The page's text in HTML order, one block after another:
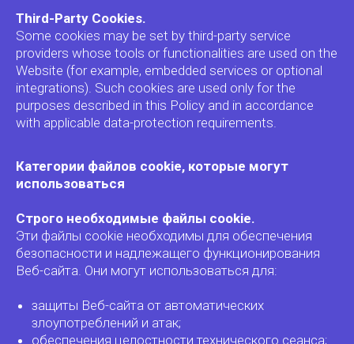
Third-Party Cookies.
Some cookies may be set by third-party service
providers whose tools or functionalities are used on the
Website (for example, embedded services or optional
integrations). Such cookies are used only for the
purposes described in this Policy and in accordance
with applicable data-protection requirements.
Категории файлов cookie, которые могут
использоваться
Строго необходимые файлы cookie.
Эти файлы cookie необходимы для обеспечения
безопасности и надлежащего функционирования
Веб-сайта. Они могут использоваться для:
защиты Веб-сайта от автоматических
злоупотреблений и атак;
обеспечения целостности технического сеанса;